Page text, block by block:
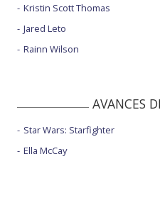
Kristin Scott Thomas
Jared Leto
Rainn Wilson
AVANCES
Star Wars: Starfighter
Ella McCay